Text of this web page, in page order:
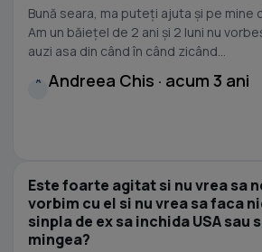
Bună seara, ma puteți ajuta și pe mine
Am un băiețel de 2 ani și 2 luni nu
auzi asa din când în când zicând...
A Andreea Chis · acum 3 ani
Este foarte agitat si nu vrea sa
vorbim cu el si nu vrea sa faca
sinpla de ex sa inchida USA sau
mingea?